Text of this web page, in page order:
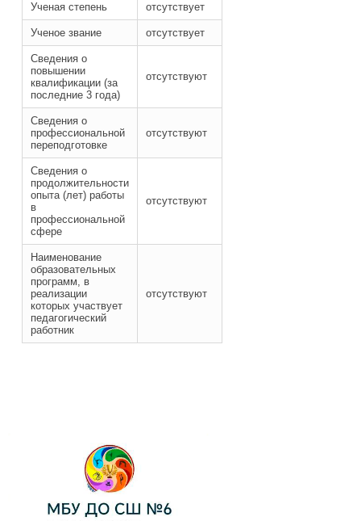
Ученая степень отсутствует
Ученое звание отсутствует
Сведения о
повышении
квалификации (за
последние 3 года)
отсутствуют
Сведения о
профессиональной
переподготовке
отсутствуют
Сведения о
продолжительности
опыта (лет) работы
в
профессиональной
сфере
отсутствуют
Наименование
образовательных
программ, в
реализации
которых участвует
педагогический
работник
отсутствуют